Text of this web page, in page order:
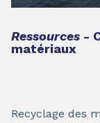
Ressources -
matériaux
Recyclage des